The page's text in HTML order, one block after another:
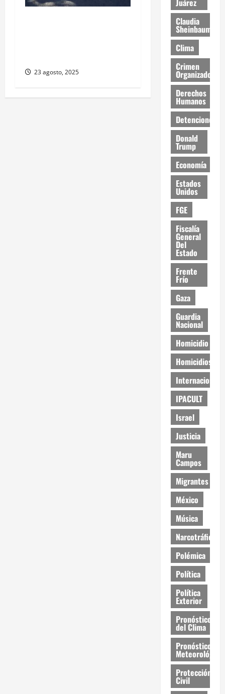
23 agosto, 2025
Juárez
Claudia
Sheinbaum
Clima
Crimen
Organizado
Derechos
Humanos
Detenciones
Donald
Trump
Economía
Estados
Unidos
FGE
Fiscalía
General
Del
Estado
Frente
Frío
Gaza
Guardia
Nacional
Homicidio
Homicidios
Internacional
IPACULT
Israel
Justicia
Maru
Campos
Migrantes
México
Música
Narcotráfico
Polémica
Política
Política
Exterior
Pronóstico
del Clima
Pronóstico
Meteorológico
Protección
Civil